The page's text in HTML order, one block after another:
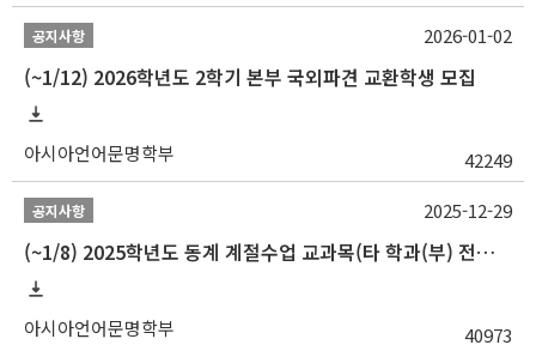
공지사항
(~1/12) 2026학년도 2학기 본부 국외파견 교환학생 모집
아시아언어문명학부 42249
2026-01-02
공지사항
(~1/8) 2025학년도 동계 계절수업 교과목(타 학과(부) 전공 및 교양) 성적평가방법 선택제 신청 안내
아시아언어문명학부 40973
2025-12-29